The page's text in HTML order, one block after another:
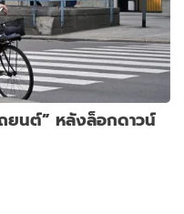
ยนต์” หลังล็อกดาวน์